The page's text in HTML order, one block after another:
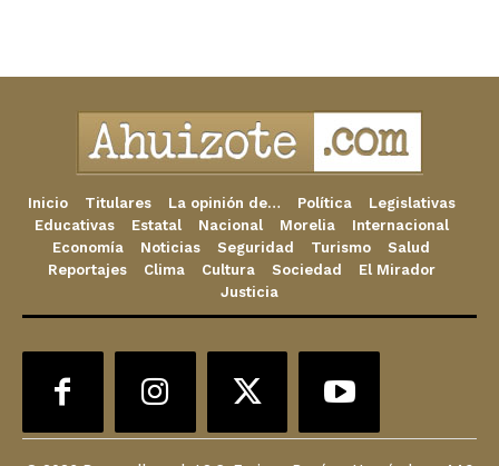
Inicio Titulares La opinión de… Política
Legislativas
Educativas
Estatal Nacional Morelia
Internacional
Economía
Noticias Seguridad Turismo
Salud
Reportajes
Clima Cultura Sociedad
El Mirador
Justicia